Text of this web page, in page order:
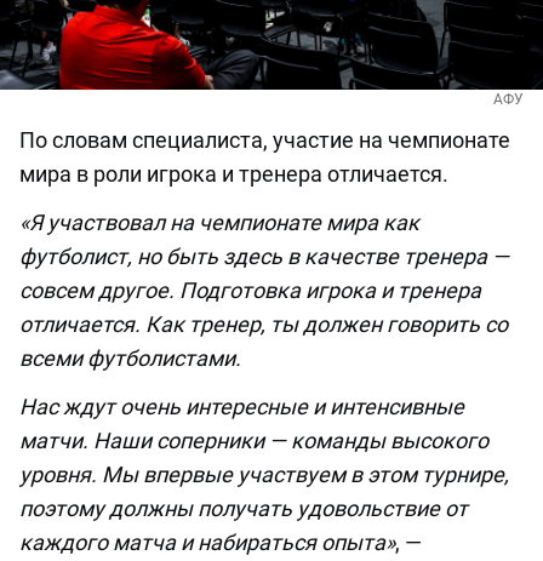
АФУ
По словам специалиста, участие на чемпионате
мира в роли игрока и тренера отличается.
«Я участвовал на чемпионате мира как
футболист, но быть здесь в качестве тренера —
совсем другое. Подготовка игрока и тренера
отличается. Как тренер, ты должен говорить со
всеми футболистами.
Нас ждут очень интересные и интенсивные
матчи. Наши соперники — команды высокого
уровня. Мы впервые участвуем в этом турнире,
поэтому должны получать удовольствие от
каждого матча и набираться опыта», —